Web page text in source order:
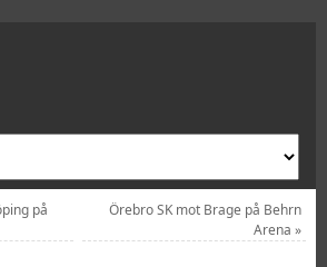
på
Örebro SK mot Brage på Behrn
Arena»